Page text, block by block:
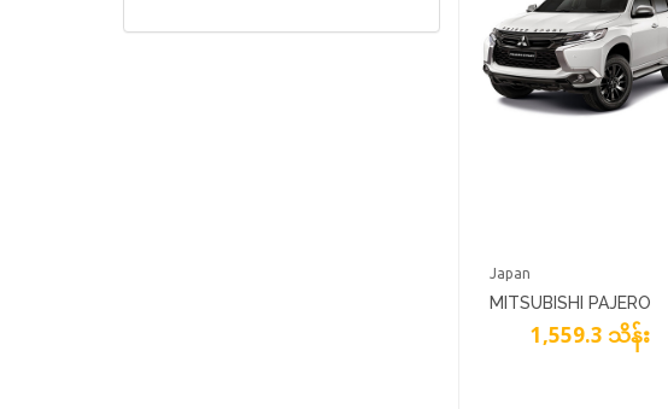
Japan
MITSUBISHI PAJERO
SPORT PEARL WHITE
1,559.3 သိန်း